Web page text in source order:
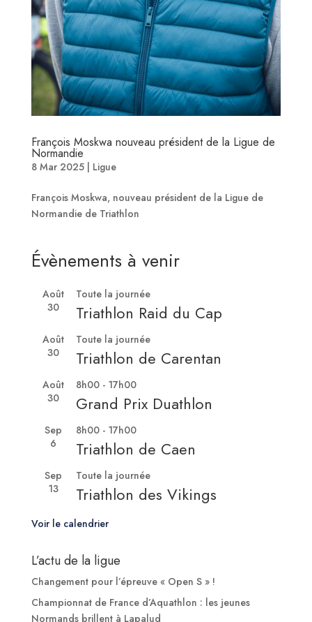
François Moskwa nouveau président de la Ligue de
Normandie
8 Mar 2025| Ligue
François Moskwa, nouveau président de la Ligue de
Normandie de Triathlon
Évènements à venir
Août
30
Toute la journée
Triathlon Raid du Cap
Août
30
Toute la journée
Triathlon de Carentan
Août
30
8h00- 17h00
Grand Prix Duathlon
Sep
6
8h00- 17h00
Triathlon de Caen
Sep
13
Toute la journée
Triathlon des Vikings
Voir le calendrier
L’actu de la ligue
Changement pour l’épreuve « Open S » !
Championnat de France d’Aquathlon : les jeunes
Normands brillent à Lapalud